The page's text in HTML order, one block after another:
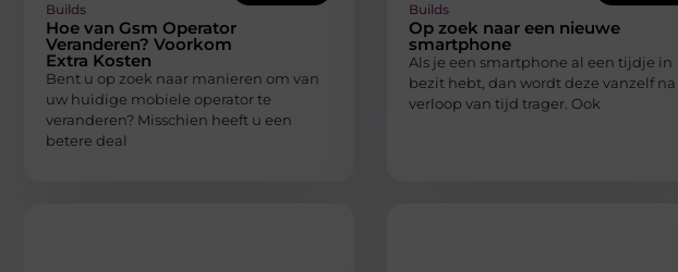
Builds
Hoe van Gsm Operator
Veranderen? Voorkom
Extra Kosten
Bent u op zoek naar manieren om van
uw huidige mobiele operator te
veranderen? Misschien heeft u een
betere deal
Builds
Op zoek naar een nieuwe
smartphone
Als je een smartphone al een tijdje in
bezit hebt, dan wordt deze vanzelf na
verloop van tijd trager. Ook